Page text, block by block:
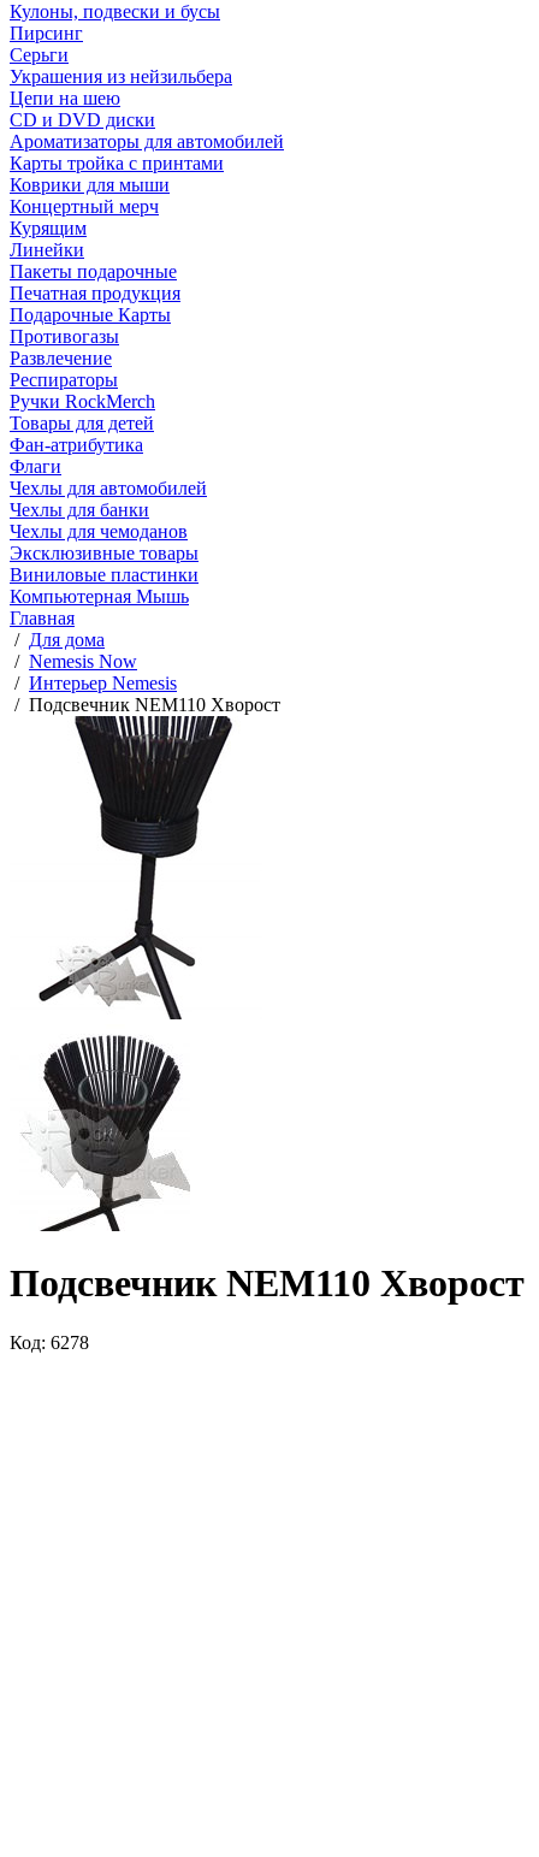
Кулоны, подвески и бусы
Пирсинг
Серьги
Украшения из нейзильбера
Цепи на шею
CD и DVD диски
Ароматизаторы для автомобилей
Карты тройка с принтами
Коврики для мыши
Концертный мерч
Курящим
Линейки
Пакеты подарочные
Печатная продукция
Подарочные Карты
Противогазы
Развлечение
Респираторы
Ручки RockMerch
Товары для детей
Фан-атрибутика
Флаги
Чехлы для автомобилей
Чехлы для банки
Чехлы для чемоданов
Эксклюзивные товары
Виниловые пластинки
Компьютерная Мышь
Главная
/ Для дома
/ Nemesis Now
/ Интерьер Nemesis
/ Подсвечник NEM110 Хворост
Подсвечник NEM110 Хворост
Код: 6278